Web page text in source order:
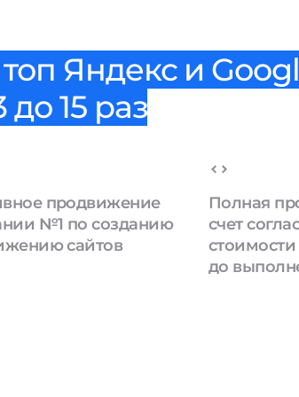
Яндекс и
15 раз
продвижение
№1 по созданию
сайтов
Полная
счет
до